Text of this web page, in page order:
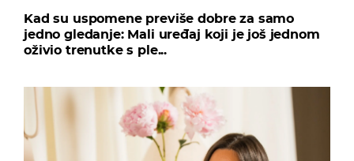
Kad su uspomene previše dobre za samo
jedno gledanje: Mali uređaj koji je još jednom
oživio trenutke s ple...